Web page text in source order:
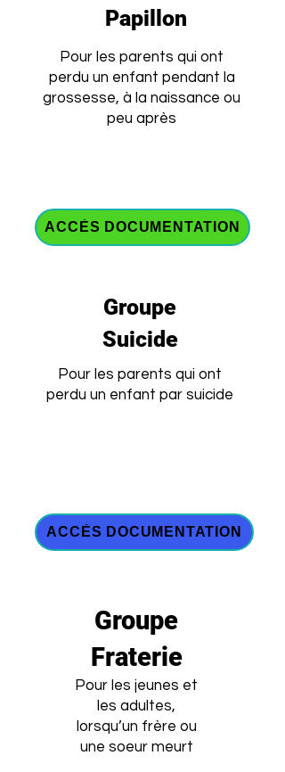
Papillon
Pour les parents qui ont
perdu un enfant pendant la
grossesse, à la naissance ou
peu après
ACCÈS DOCUMENTATION
Groupe
Suicide
Pour les parents qui ont
perdu un enfant par suicide
ACCÈS DOCUMENTATION
Groupe
Fraterie
Pour les jeunes et
les adultes,
lorsqu’un frère ou
une soeur meurt